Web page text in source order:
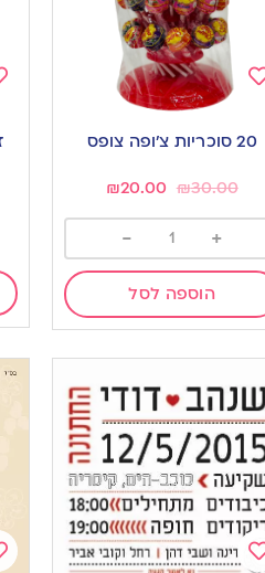
20 סוכריות צ’ופה צופס
₪30.00
₪20.00
+
-
הוספה לסל
to